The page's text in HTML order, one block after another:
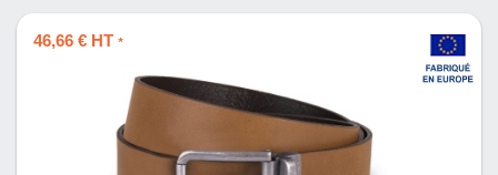
46,66 € HT *